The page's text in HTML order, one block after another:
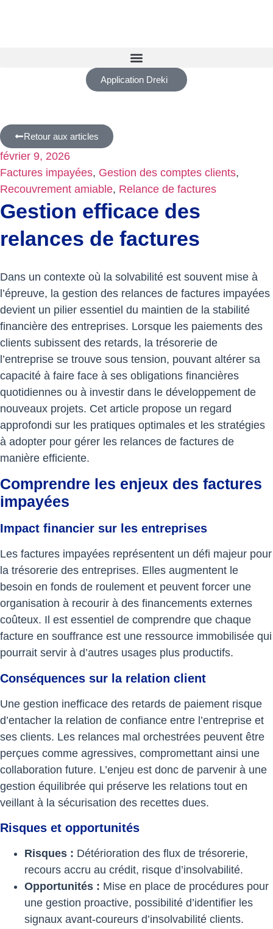
Application Dreki
Retour aux articles
février 9, 2026
Factures impayées, Gestion des comptes clients,
Recouvrement amiable, Relance de factures
Gestion efficace des
relances de factures
Dans un contexte où la solvabilité est souvent mise à
l’épreuve, la gestion des relances de factures impayées
devient un pilier essentiel du maintien de la stabilité
financière des entreprises. Lorsque les paiements des
clients subissent des retards, la trésorerie de
l’entreprise se trouve sous tension, pouvant altérer sa
capacité à faire face à ses obligations financières
quotidiennes ou à investir dans le développement de
nouveaux projets. Cet article propose un regard
approfondi sur les pratiques optimales et les stratégies
à adopter pour gérer les relances de factures de
manière efficiente.
Comprendre les enjeux des factures
impayées
Impact financier sur les entreprises
Les factures impayées représentent un défi majeur pour
la trésorerie des entreprises. Elles augmentent le
besoin en fonds de roulement et peuvent forcer une
organisation à recourir à des financements externes
coûteux. Il est essentiel de comprendre que chaque
facture en souffrance est une ressource immobilisée qui
pourrait servir à d’autres usages plus productifs.
Conséquences sur la relation client
Une gestion inefficace des retards de paiement risque
d’entacher la relation de confiance entre l’entreprise et
ses clients. Les relances mal orchestrées peuvent être
perçues comme agressives, compromettant ainsi une
collaboration future. L’enjeu est donc de parvenir à une
gestion équilibrée qui préserve les relations tout en
veillant à la sécurisation des recettes dues.
Risques et opportunités
Risques : Détérioration des flux de trésorerie,
recours accru au crédit, risque d’insolvabilité.
Opportunités : Mise en place de procédures pour
une gestion proactive, possibilité d’identifier les
signaux avant-coureurs d’insolvabilité clients.